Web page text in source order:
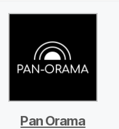
Pan Orama